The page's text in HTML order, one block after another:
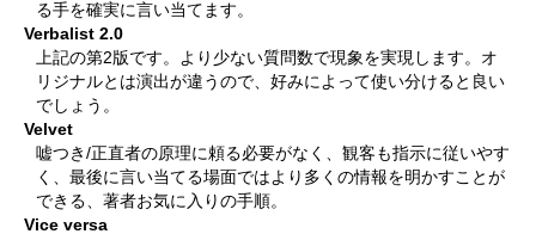
る手を確実に言い当てます。
Verbalist 2.0
上記の第2版です。より少ない質問数で現象を実現します。オ
リジナルとは演出が違うので、好みによって使い分けると良い
でしょう。
Velvet
嘘つき/正直者の原理に頼る必要がなく、観客も指示に従いやす
く、最後に言い当てる場面ではより多くの情報を明かすことが
できる、著者お気に入りの手順。
Vice versa